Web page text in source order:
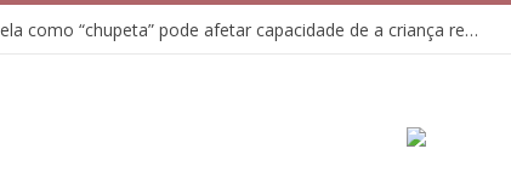
Usar tela como “chupeta” pode afetar capacidade de a criança regular emoções